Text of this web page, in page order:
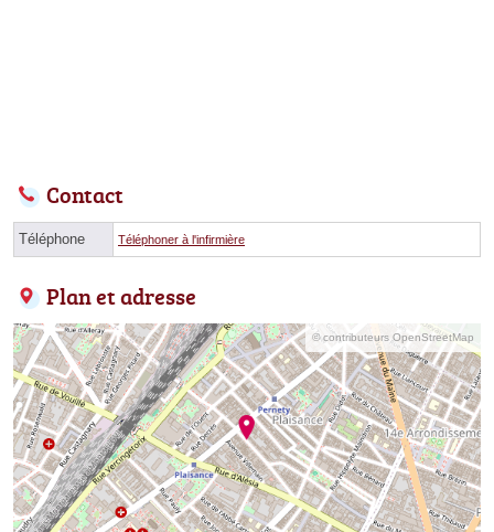
Contact
Téléphone Téléphoner à l'infirmière
Plan et adresse
© contributeurs OpenStreetMap